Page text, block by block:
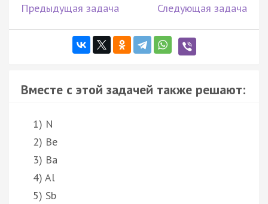
Предыдущая задача Следующая задача
Вместе с этой задачей также решают:
1) N
2) Be
3) Ba
4) Al
5) Sb